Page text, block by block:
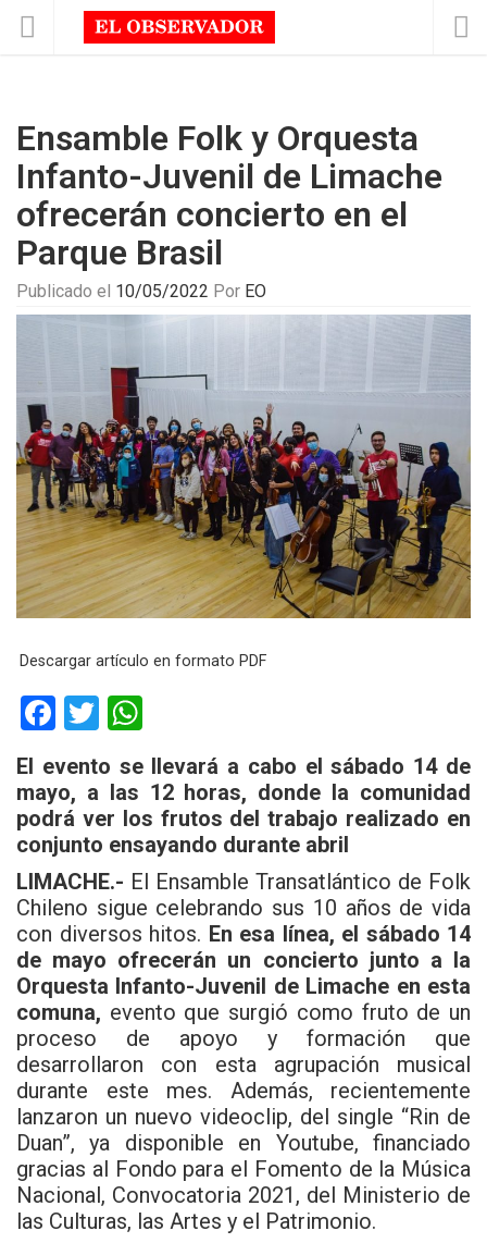
Ensamble Folk y Orquesta
Infanto-Juvenil de Limache
ofrecerán concierto en el
Parque Brasil
Publicado el 10/05/2022 Por EO
Descargar artículo en formato PDF
F
ce
b
o
o
k
T
tt
er
h
at
s
A
p
p
El evento se llevará a cabo el sábado 14 de
mayo, a las 12 horas, donde la comunidad
podrá ver los frutos del trabajo realizado en
conjunto ensayando durante abril
LIMACHE.- El Ensamble Transatlántico de Folk
Chileno sigue celebrando sus 10 años de vida
con diversos hitos. En esa línea, el sábado 14
de mayo ofrecerán un concierto junto a la
Orquesta Infanto-Juvenil de Limache en esta
comuna, evento que surgió como fruto de un
proceso de apoyo y formación que
desarrollaron con esta agrupación musical
durante este mes. Además, recientemente
lanzaron un nuevo videoclip, del single “Rin de
Duan”, ya disponible en Youtube, financiado
gracias al Fondo para el Fomento de la Música
Nacional, Convocatoria 2021, del Ministerio de
las Culturas, las Artes y el Patrimonio.